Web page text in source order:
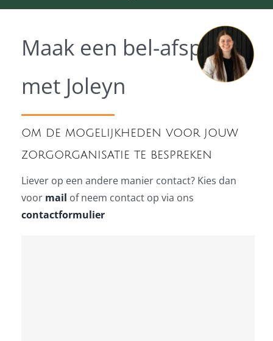
Maak een bel-afspraak
met Joleyn
om de mogelijkheden voor jouw
zorgorganisatie te bespreken
Liever op een andere manier contact? Kies dan
voor mail of neem contact op via ons
contactformulier